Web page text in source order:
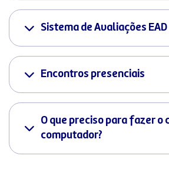
Sistema de Avaliações
Encontros presenciais
O que preciso para fazer o
computador?